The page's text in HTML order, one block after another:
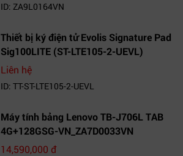
ID: ZA9L0164VN
Thiết bị ký điện tử Evolis Signature Pad
Sig100LITE (ST-LTE105-2-UEVL)
Liên hệ
ID: TT-ST-LTE105-2-UEVL
Máy tính bảng Lenovo TB-J706L TAB
4G+128GSG-VN_ZA7D0033VN
14,590,000 đ